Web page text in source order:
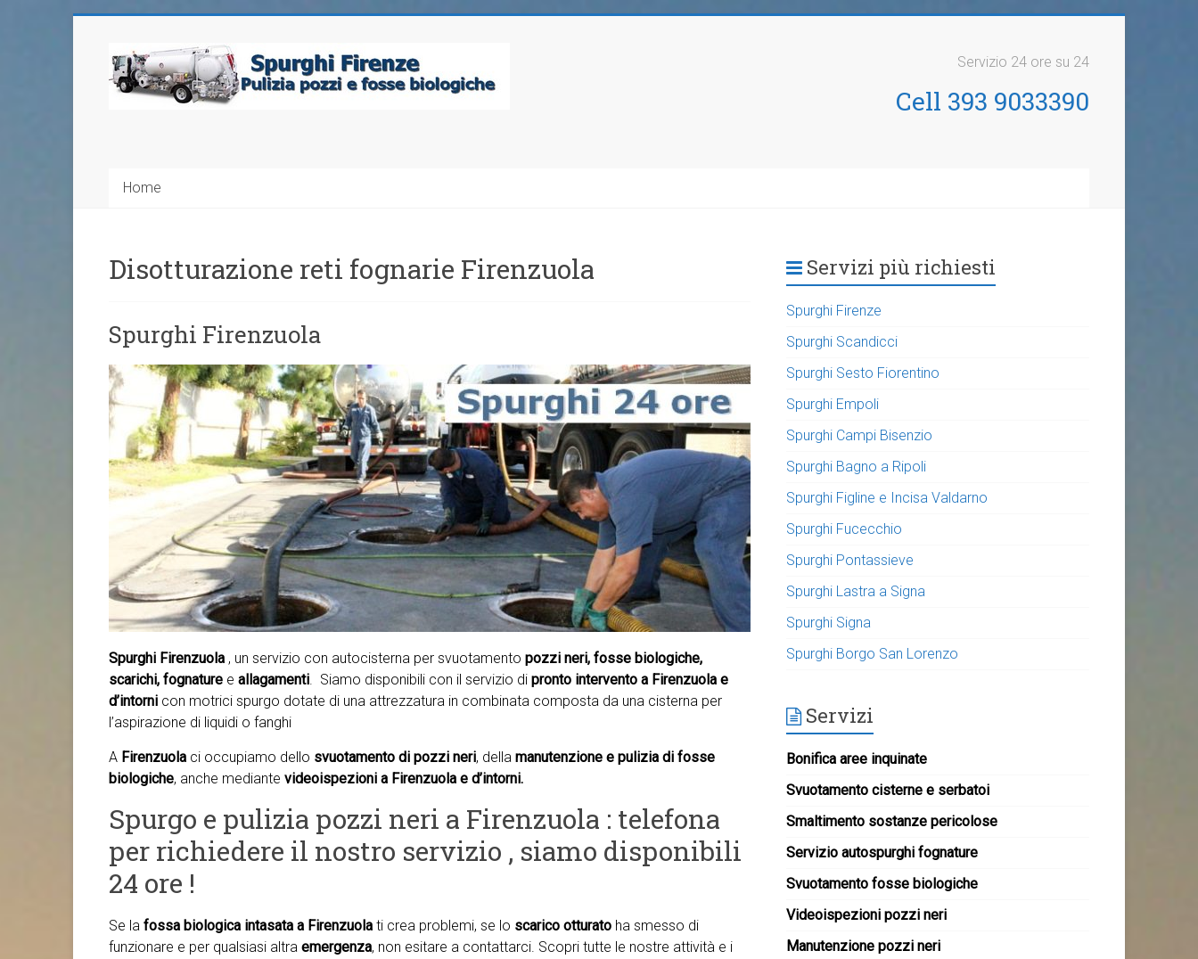
Servizio 24 ore su 24
Cell 393 9033390
Home
Disotturazione reti fognarie Firenzuola
Spurghi Firenzuola
Spurghi Firenzuola , un servizio con autocisterna per svuotamento pozzi neri, fosse biologiche,
scarichi, fognature e allagamenti. Siamo disponibili con il servizio di pronto intervento a Firenzuola e
d’intorni con motrici spurgo dotate di una attrezzatura in combinata composta da una cisterna per
l’aspirazione di liquidi o fanghi
A Firenzuola ci occupiamo dello svuotamento di pozzi neri, della manutenzione e pulizia di fosse
biologiche, anche mediante videoispezioni a Firenzuola e d’intorni.
Spurgo e pulizia pozzi neri a Firenzuola : telefona
per richiedere il nostro servizio , siamo disponibili
24 ore !
Se la fossa biologica intasata a Firenzuola ti crea problemi, se lo scarico otturato ha smesso di
funzionare e per qualsiasi altra emergenza, non esitare a contattarci. Scopri tutte le nostre attività e i
Servizi più richiesti
Spurghi Firenze
Spurghi Scandicci
Spurghi Sesto Fiorentino
Spurghi Empoli
Spurghi Campi Bisenzio
Spurghi Bagno a Ripoli
Spurghi Figline e Incisa Valdarno
Spurghi Fucecchio
Spurghi Pontassieve
Spurghi Lastra a Signa
Spurghi Signa
Spurghi Borgo San Lorenzo
Servizi
Bonifica aree inquinate
Svuotamento cisterne e serbatoi
Smaltimento sostanze pericolose
Servizio autospurghi fognature
Svuotamento fosse biologiche
Videoispezioni pozzi neri
Manutenzione pozzi neri